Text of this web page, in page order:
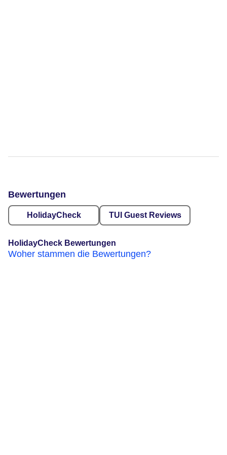
Bewertungen
HolidayCheck TUI Guest Reviews
HolidayCheck Bewertungen
Woher stammen die Bewertungen?